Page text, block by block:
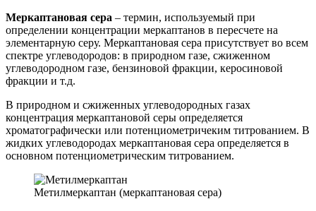
Меркаптановая сера – термин, используемый при
определении концентрации меркаптанов в пересчете на
элементарную серу. Меркаптановая сера присутствует во всем
спектре углеводородов: в природном газе, сжиженном
углеводородном газе, бензиновой фракции, керосиновой
фракции и т.д.
В природном и сжиженных углеводородных газах
концентрация меркаптановой серы определяется
хроматографически или потенциометричеким титрованием. В
жидких углеводородах меркаптановая сера определяется в
основном потенциометрическим титрованием.
Метилмеркаптан (меркаптановая сера)